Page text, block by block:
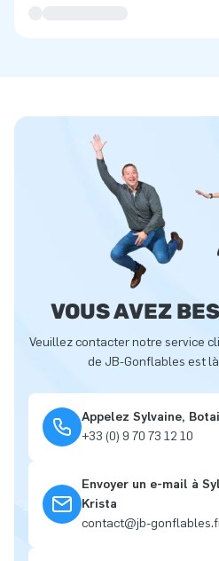
VOUS AVEZ
Veuillez contacter notre service
de JB-Gonflables est
Appelez Sylvaine,
+33 (0) 9 70 73 12 10
Envoyer un e-mail à
Krista
contact@jb-